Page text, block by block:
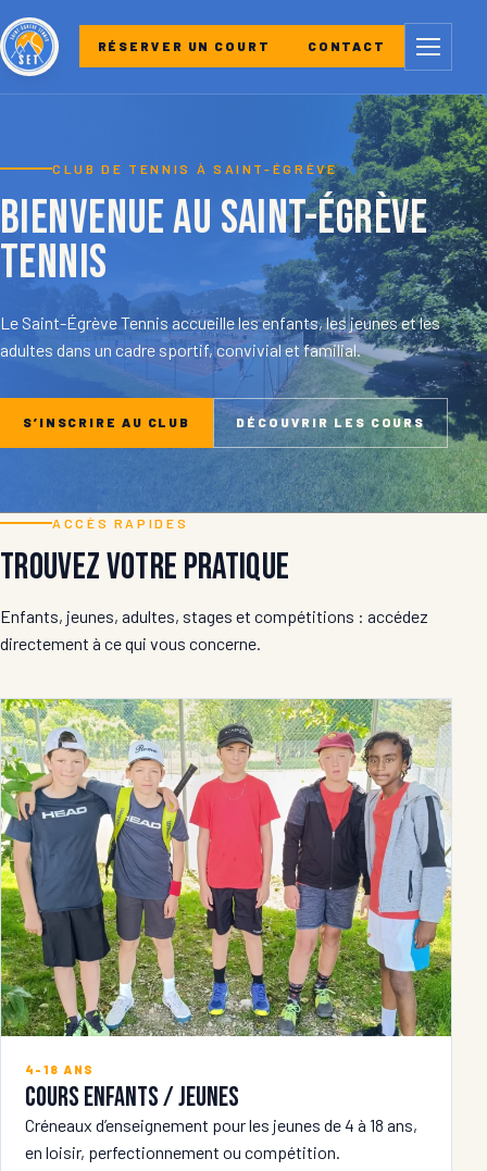
RÉSERVER UN COURT CONTACT Menu
CLUB DE TENNIS À SAINT-ÉGRÈVE
Bienvenue au Saint-Égrève
Tennis
Le Saint-Égrève Tennis accueille les enfants, les jeunes et les
adultes dans un cadre sportif, convivial et familial.
S’INSCRIRE AU CLUB DÉCOUVRIR LES COURS
ACCÈS RAPIDES
Trouvez votre pratique
Enfants, jeunes, adultes, stages et compétitions : accédez
directement à ce qui vous concerne.
4-18 ANS
Cours enfants / jeunes
Créneaux d’enseignement pour les jeunes de 4 à 18 ans,
en loisir, perfectionnement ou compétition.